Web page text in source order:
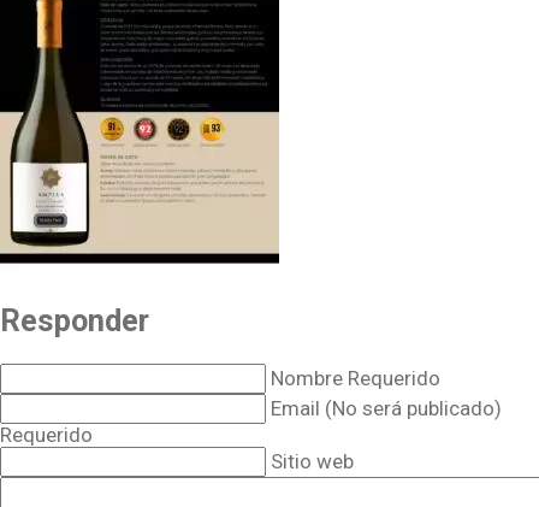
Responder
Nombre Requerido
Email (No será publicado)
Requerido
Sitio web